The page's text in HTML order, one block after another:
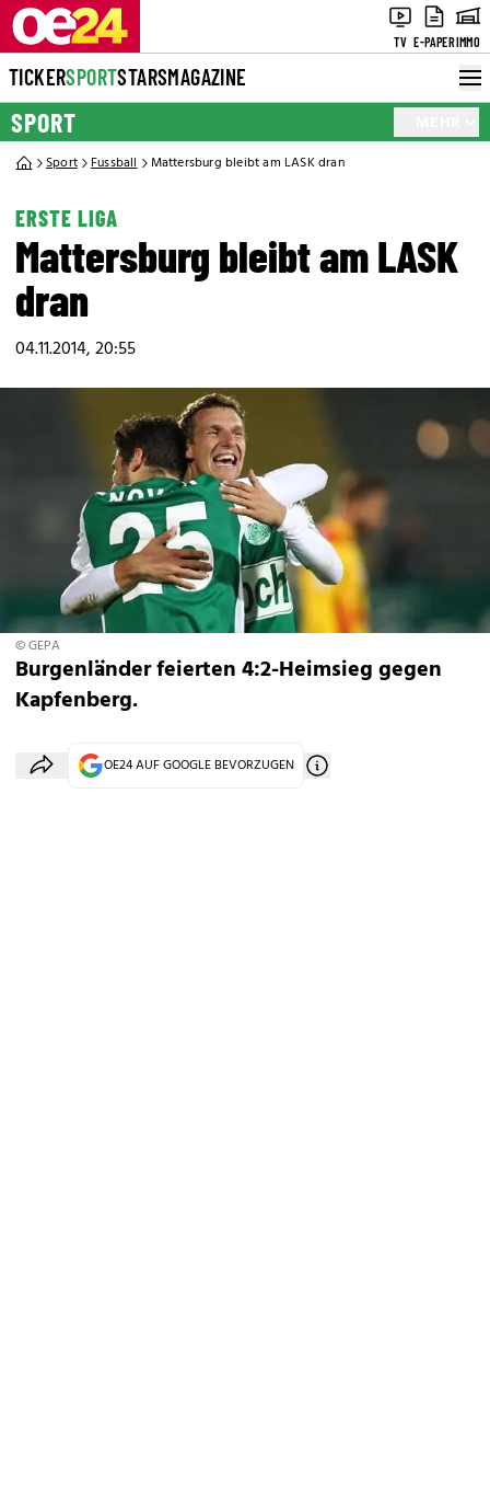
TV E-PAPERIMMO
TICKERSPORTSTARSMAGAZINE
SPORT
Sport Fussball Mattersburg bleibt am LASK dran
ERSTE LIGA
Mattersburg bleibt am LASK
dran
04.11.2014, 20:55
© GEPA
Burgenländer feierten 4:2-Heimsieg gegen
Kapfenberg.
OE24 AUF GOOGLE BEVORZUGEN